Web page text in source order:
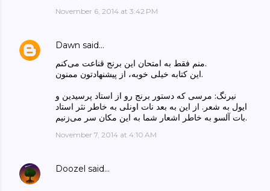
November 6, 2014 at 3:42 PM
Dawn said…
منم فقط به امتحان این برنج قناعت می‌کنم.
این کتابه خیلی خوبه، از پیشنهادتون ممنون.
نیرنگ: مرسی که دستور برنج رو از استاد پرسیدین و
ایول به شعر. از این به بعد نات اونلی به خاطر نثر استاد
بات آلسو به خاطر اشعار شما به این مکان سر می‌زنیم.
November 7, 2014 at 4:10 AM
Doozel said…